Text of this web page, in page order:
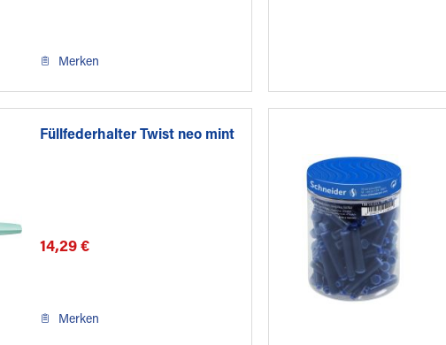
Merken
Füllfederhalter Twist neo mint
14,29 €
Merken